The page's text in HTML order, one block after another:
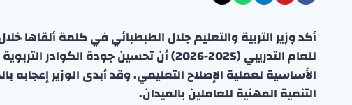
أكد وزير التربية والتعليم جلال الطبطبائي في كلمة ألقاها
للعام التدريبي (2025-2026) أن تحسين جودة
الأساسية لعملية الإصلاح التعليمي. وقد أبدى الوزير إعجابه
التنمية المهنية للعاملين بالميدان.